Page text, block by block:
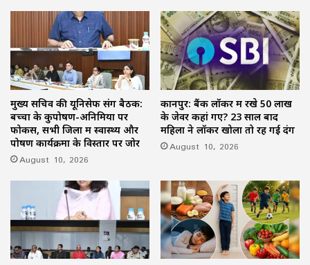
मुख्य सचिव की यूनिसेफ संग बैठक:
बच्चों के कुपोषण-अनिमिया पर
फोकस, सभी जिलों में स्वास्थ्य और
पोषण कार्यक्रमों के विस्तार पर जोर
August 10, 2026
कानपुर: बैंक लॉकर में रखे 50 लाख
के जेवर कहां गए? 23 साल बाद
महिला ने लॉकर खोला तो रह गई दंग
August 10, 2026